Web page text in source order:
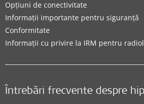
Opțiuni de conectivitate
Informații importante pentru siguranță
Conformitate
Informații cu privire la IRM pentru
Întrebări frecvente despre